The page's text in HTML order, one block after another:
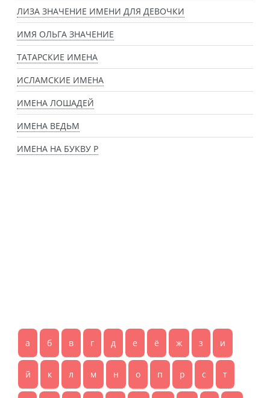
ЛИЗА ЗНАЧЕНИЕ ИМЕНИ ДЛЯ ДЕВОЧКИ
ИМЯ ОЛЬГА ЗНАЧЕНИЕ
ТАТАРСКИЕ ИМЕНА
ИСЛАМСКИЕ ИМЕНА
ИМЕНА ЛОШАДЕЙ
ИМЕНА ВЕДЬМ
ИМЕНА НА БУКВУ Р
а б в г д е ё ж з и
й к л м н о п р с т